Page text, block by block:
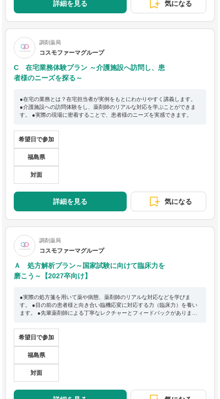
詳細を見る 気になる
調剤薬局
コスモファーマグループ
C 在宅業務体験プラン ～介護施設へ訪問し、患
者様のニーズを探る～
●在宅の業務とは？在宅担当者が実例をもとにわかりやすく講義します。
●介護施設への訪問体験をし、薬剤師のリアルな対応を学ぶことができま
す。 ●実際の現場に密着することで、患者様のニーズを実感できます。
希望日で参加
福島県
対面
詳細を見る 気になる
調剤薬局
コスモファーマグループ
Ａ 処方解析プラン～国家試験に向けて臨床力を
磨こう～【2027卒向け】
●実際の処方箋を用いて薬や病態、薬剤師のリアルな対応などを学びま
す。 ●目の前の患者様と向き合い臨機応変に対応する力（臨床力）を養い
ます。 ●先輩薬剤師による丁寧なレクチャーとフィードバックがありま
希望日で参加
福島県
対面